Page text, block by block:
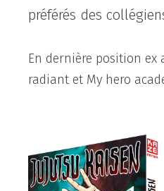
préférés des
En dernière position ex
radiant et My hero